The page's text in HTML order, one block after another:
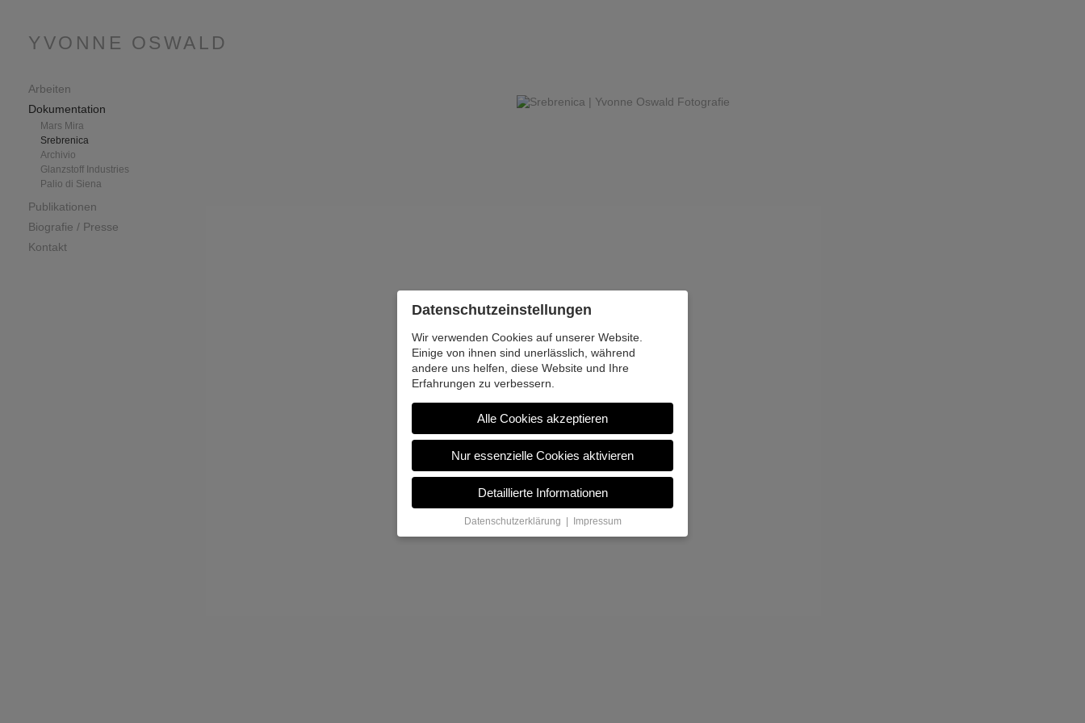
YVONNE OSWALD
Arbeiten
Dokumentation
Mars Mira
Srebrenica
Archivio
Glanzstoff Industries
Palio di Siena
Publikationen
Biografie / Presse
Kontakt
Datenschutz­einstellungen
Wir verwenden Cookies auf unserer Website.
Einige von ihnen sind unerlässlich, während
andere uns helfen, diese Website und Ihre
Erfahrungen zu verbessern.
Alle Cookies akzeptieren
Nur essenzielle Cookies aktivieren
Detaillierte Informationen
Datenschutzerklärung | Impressum